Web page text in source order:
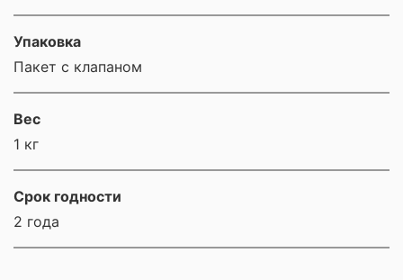
Упаковка
Пакет с клапаном
Вес
1 кг
Срок годности
2 года